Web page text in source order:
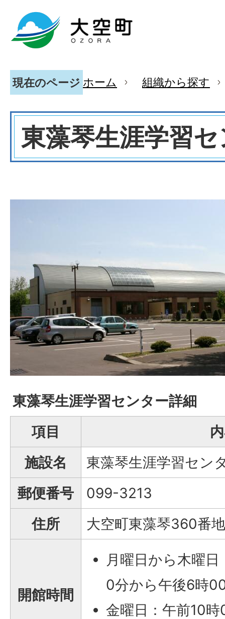
現在のページ ホーム 組織から探す
東藻琴生涯学習
東藻琴生涯学習センター詳細
項目
施設名
東藻琴生涯学習セン
郵便番号
099-3213
住所
大空町東藻琴360番
開館時間
月曜日から木曜
0分から午後6時
金曜日：午前10